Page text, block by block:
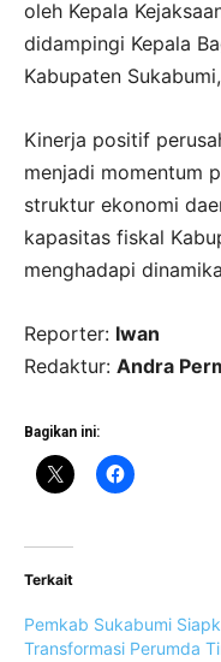
oleh Kepala
didampingi Kepala
Kabupaten
Kinerja positif
menjadi momentum
struktur ekonomi
kapasitas fiskal
menghadapi
Reporter: Iwan
Redaktur: Andra
Bagikan ini:
Terkait
Pemkab Sukabumi
Transformasi Perumda